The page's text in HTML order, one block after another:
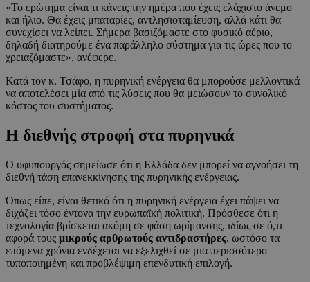
«Το ερώτημα είναι τι κάνεις την ημέρα που έχεις ελάχιστο άνεμο
και ήλιο. Θα έχεις μπαταρίες, αντλησιοταμίευση, αλλά κάτι θα
συνεχίσει να λείπει. Σήμερα βασιζόμαστε στο φυσικό αέριο,
δηλαδή διατηρούμε ένα παράλληλο σύστημα για τις ώρες που το
χρειαζόμαστε», ανέφερε.
Κατά τον κ. Τσάφο, η πυρηνική ενέργεια θα μπορούσε μελλοντικά
να αποτελέσει μία από τις λύσεις που θα μειώσουν το συνολικό
κόστος του συστήματος.
Η διεθνής στροφή στα πυρηνικά
Ο υφυπουργός σημείωσε ότι η Ελλάδα δεν μπορεί να αγνοήσει τη
διεθνή τάση επανεκκίνησης της πυρηνικής ενέργειας.
Όπως είπε, είναι θετικό ότι η πυρηνική ενέργεια έχει πάψει να
διχάζει τόσο έντονα την ευρωπαϊκή πολιτική. Πρόσθεσε ότι η
τεχνολογία βρίσκεται ακόμη σε φάση ωρίμανσης, ιδίως σε ό,τι
αφορά τους μικρούς αρθρωτούς αντιδραστήρες, ωστόσο τα
επόμενα χρόνια ενδέχεται να εξελιχθεί σε μια περισσότερο
τυποποιημένη και προβλέψιμη επενδυτική επιλογή.